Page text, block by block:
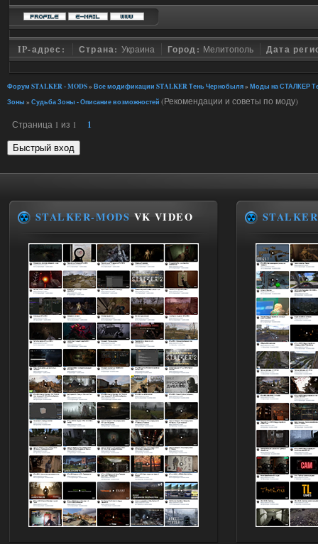
IP-адрес: Страна: Украина Город: Мелитополь Дата
Форум STALKER - MODS» Все модификации STALKER Тень Чернобыля» Моды на СТАЛКЕР
Зоны » Судьба Зоны - Описание возможностей (Рекомендации и советы по моду)
Страница 1 из 1 1
STALKER-MODS VK VIDEO